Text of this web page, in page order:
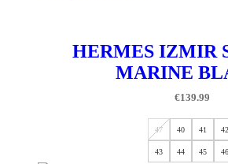
HERMES IZMIR
MARINE
€139.99
47 40 41 42
43 44 45 46